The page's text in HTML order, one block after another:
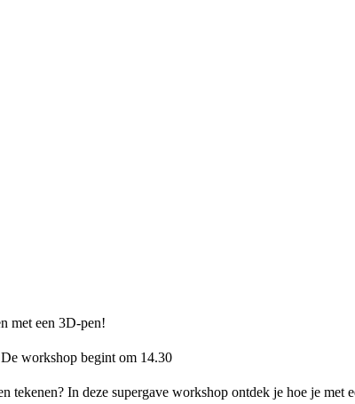
met een 3D-pen!
workshop begint om 14.30
tekenen? In deze supergave workshop ontdek je hoe je met